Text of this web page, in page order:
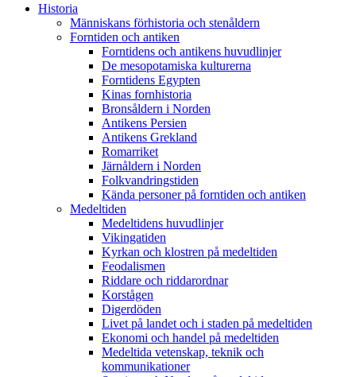
Historia
Människans förhistoria och stenåldern
Forntiden och antiken
Forntidens och antikens huvudlinjer
De mesopotamiska kulturerna
Forntidens Egypten
Kinas fornhistoria
Bronsåldern i Norden
Antikens Persien
Antikens Grekland
Romarriket
Järnåldern i Norden
Folkvandringstiden
Kända personer på forntiden och antiken
Medeltiden
Medeltidens huvudlinjer
Vikingatiden
Kyrkan och klostren på medeltiden
Feodalismen
Riddare och riddarordnar
Korstågen
Digerdöden
Livet på landet och i staden på medeltiden
Ekonomi och handel på medeltiden
Medeltida vetenskap, teknik och
kommunikationer